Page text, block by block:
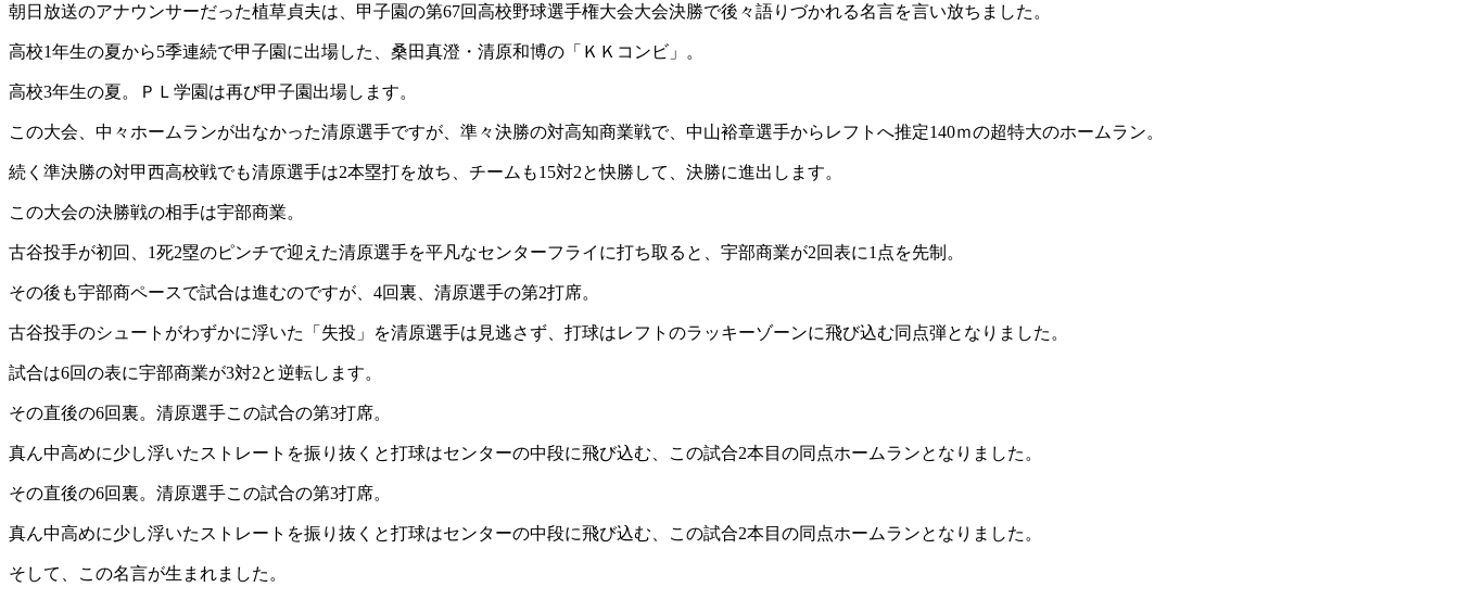
朝日放送のアナウンサーだった植草貞夫は、甲子園の第67回高校野球選手権大会大会決勝で後々語りづかれる名言を言い放ちました。
高校1年生の夏から5季連続で甲子園に出場した、桑田真澄・清原和博の「ＫＫコンビ」。
高校3年生の夏。ＰＬ学園は再び甲子園出場します。
この大会、中々ホームランが出なかった清原選手ですが、準々決勝の対高知商業戦で、中山裕章選手からレフトへ推定140ｍの超特大のホームラン。
続く準決勝の対甲西高校戦でも清原選手は2本塁打を放ち、チームも15対2と快勝して、決勝に進出します。
この大会の決勝戦の相手は宇部商業。
古谷投手が初回、1死2塁のピンチで迎えた清原選手を平凡なセンターフライに打ち取ると、宇部商業が2回表に1点を先制。
その後も宇部商ペースで試合は進むのですが、4回裏、清原選手の第2打席。
古谷投手のシュートがわずかに浮いた「失投」を清原選手は見逃さず、打球はレフトのラッキーゾーンに飛び込む同点弾となりました。
試合は6回の表に宇部商業が3対2と逆転します。
その直後の6回裏。清原選手この試合の第3打席。
真ん中高めに少し浮いたストレートを振り抜くと打球はセンターの中段に飛び込む、この試合2本目の同点ホームランとなりました。
その直後の6回裏。清原選手この試合の第3打席。
真ん中高めに少し浮いたストレートを振り抜くと打球はセンターの中段に飛び込む、この試合2本目の同点ホームランとなりました。
そして、この名言が生まれました。